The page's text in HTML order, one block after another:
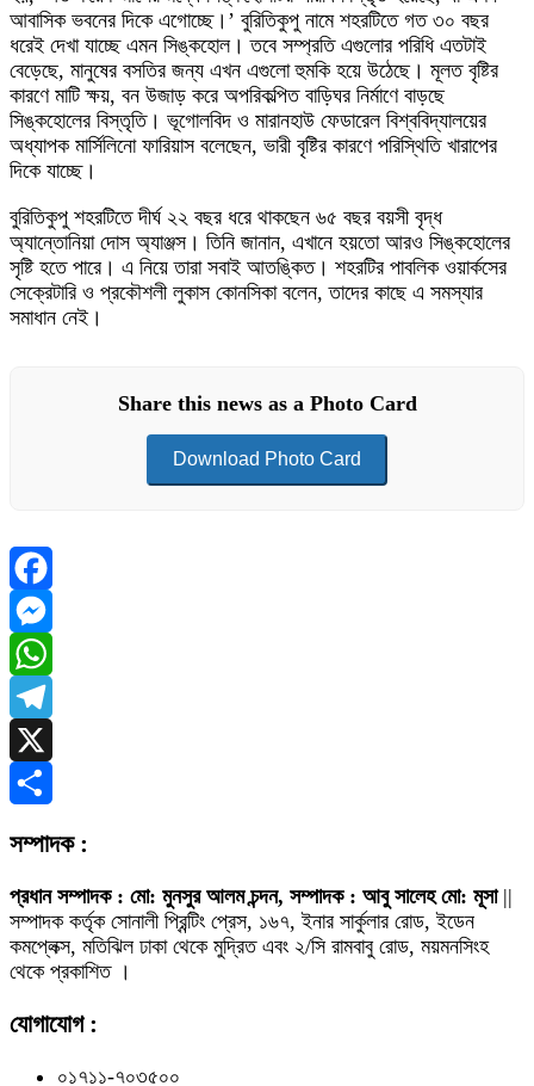
আবাসিক ভবনের দিকে এগোচ্ছে।’ বুরিতিকুপু নামে শহরটিতে গত ৩০ বছর
ধরেই দেখা যাচ্ছে এমন সিঙ্কহোল। তবে সম্প্রতি এগুলোর পরিধি এতটাই
বেড়েছে, মানুষের বসতির জন্য এখন এগুলো হুমকি হয়ে উঠেছে। মূলত বৃষ্টির
কারণে মাটি ক্ষয়, বন উজাড় করে অপরিকল্পিত বাড়িঘর নির্মাণে বাড়ছে
সিঙ্কহোলের বিস্তৃতি। ভূগোলবিদ ও মারানহাউ ফেডারেল বিশ্ববিদ্যালয়ের
অধ্যাপক মার্সিলিনো ফারিয়াস বলেছেন, ভারী বৃষ্টির কারণে পরিস্থিতি খারাপের
দিকে যাচ্ছে।
বুরিতিকুপু শহরটিতে দীর্ঘ ২২ বছর ধরে থাকছেন ৬৫ বছর বয়সী বৃদ্ধ
অ্যান্তোনিয়া দোস অ্যাঞ্জস। তিনি জানান, এখানে হয়তো আরও সিঙ্কহোলের
সৃষ্টি হতে পারে। এ নিয়ে তারা সবাই আতঙ্কিত। শহরটির পাবলিক ওয়ার্কসের
সেক্রেটারি ও প্রকৌশলী লুকাস কোনসিকা বলেন, তাদের কাছে এ সমস্যার
সমাধান নেই।
Share this news as a Photo Card
Download Photo Card
Facebook
Messenger
WhatsApp
Telegram
X
সম্পাদক :
প্রধান সম্পাদক : মো: মুনসুর আলম চন্দন, সম্পাদক : আবু সালেহ মো: মূসা||
সম্পাদক কর্তৃক সোনালী প্রিন্টিং প্রেস, ১৬৭, ইনার সার্কুলার রোড, ইডেন
কমপ্লেক্স, মতিঝিল ঢাকা থেকে মুদ্রিত এবং ২/সি রামবাবু রোড, ময়মনসিংহ
থেকে প্রকাশিত ।
যোগাযোগ :
০১৭১১-৭০৩৫০০